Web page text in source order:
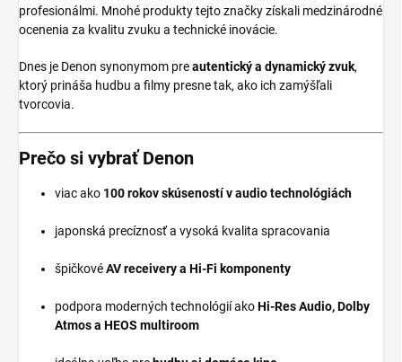
profesionálmi. Mnohé produkty tejto značky získali medzinárodné
ocenenia za kvalitu zvuku a technické inovácie.
Dnes je Denon synonymom preautentický a dynamický zvuk,
ktorý prináša hudbu a filmy presne tak, ako ich zamýšľali
tvorcovia.
Prečo si vybrať Denon
viac ako 100 rokov skúseností v audio technológiách
japonská precíznosť a vysoká kvalita spracovania
špičkovéAV receivery a Hi-Fi komponenty
podpora moderných technológií akoHi-Res Audio, Dolby
Atmos a HEOS multiroom